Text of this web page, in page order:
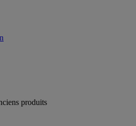
produits